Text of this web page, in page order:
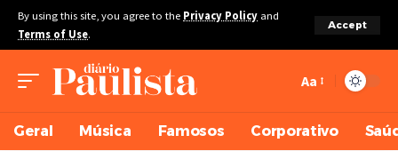
By using this site, you agree to the Privacy Policy and
Terms of Use.
Accept
Aa
Geral Música Famosos Corporativo